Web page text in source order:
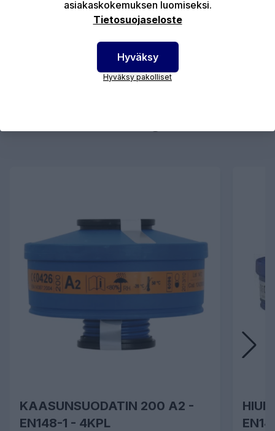
LISÄÄ OSTOSKORIIN
KAASUNSUODATIN 200 A2 -
EN148-1 - 4KPL
asiakaskokemuksen luomiseksi.
Tietosuojaseloste
Hyväksy
Hyväksy pakolliset